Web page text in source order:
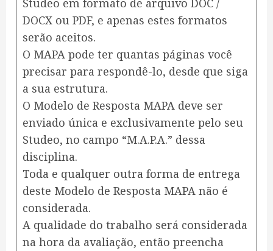
Studeo em formato de arquivo DOC /
DOCX ou PDF, e apenas estes formatos
serão aceitos.
O MAPA pode ter quantas páginas você
precisar para respondê-lo, desde que siga
a sua estrutura.
O Modelo de Resposta MAPA deve ser
enviado única e exclusivamente pelo seu
Studeo, no campo “M.A.P.A.” dessa
disciplina.
Toda e qualquer outra forma de entrega
deste Modelo de Resposta MAPA não é
considerada.
A qualidade do trabalho será considerada
na hora da avaliação, então preencha